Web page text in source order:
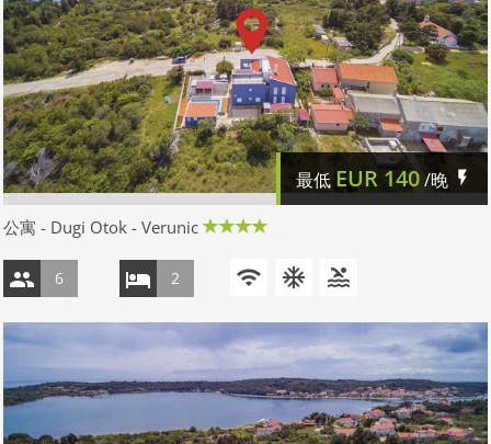
最低 EUR 140/晚
公寓 - Dugi Otok - Verunic
6 2